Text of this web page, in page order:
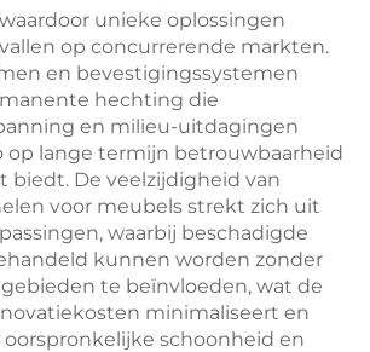
unieke oplossingen
op concurrerende markten.
en bevestigingssystemen
hechting die
en milieu-uitdagingen
op lange termijn betrouwbaarheid
biedt. De veelzijdigheid van
voor meubels strekt zich uit
waarbij beschadigde
kunnen worden zonder
te beïnvloeden, wat de
minimaliseert en
schoonheid en